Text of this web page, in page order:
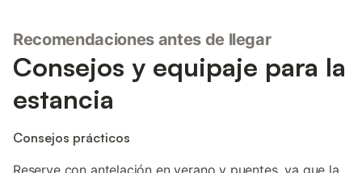
Recomendaciones antes de llegar
Consejos y equipaje para la
estancia
Consejos prácticos
Reserve con antelación en verano y puentes, ya que la